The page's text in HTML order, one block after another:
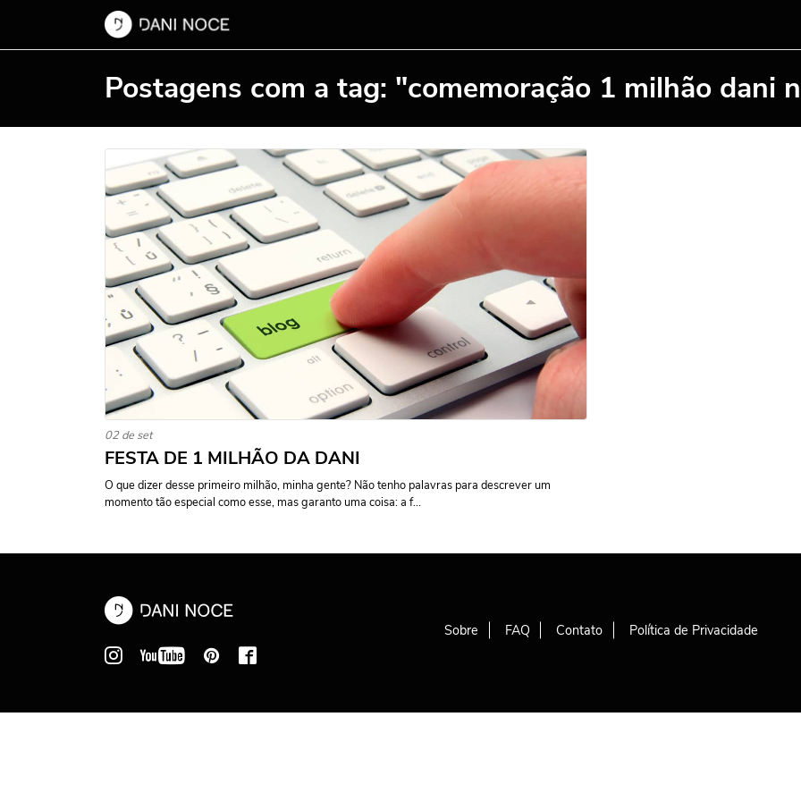
Postagens com a tag: "comemoração 1 milhão dani
02 de set
FESTA DE 1 MILHÃO DA DANI
O que dizer desse primeiro milhão, minha gente? Não tenho palavras para descrever um
momento tão especial como esse, mas garanto uma coisa: a f...
Sobre FAQ Contato Política de Privacidade